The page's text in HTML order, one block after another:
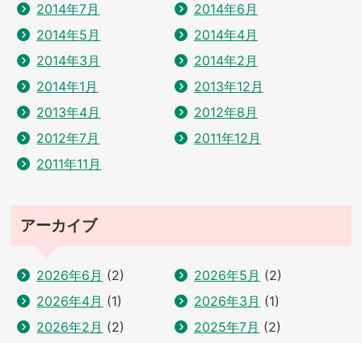
2014年7月
2014年6月
2014年5月
2014年4月
2014年3月
2014年2月
2014年1月
2013年12月
2013年4月
2012年8月
2012年7月
2011年12月
2011年11月
アーカイブ
2026年6月 (2) 2026年5月 (2)
2026年4月 (1) 2026年3月 (1)
2026年2月 (2) 2025年7月 (2)